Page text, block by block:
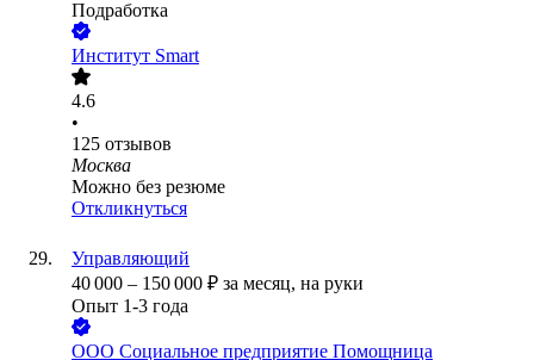
Подработка
Институт Smart
4.6
•
125 отзывов
Москва
Можно без резюме
Откликнуться
Управляющий
40 000 – 150 000 ₽ за месяц, на руки
Опыт 1-3 года
ООО Социальное предприятие Помощница